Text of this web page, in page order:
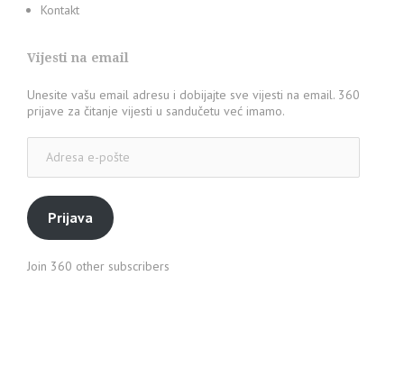
Kontakt
Vijesti na email
Unesite vašu email adresu i dobijajte sve vijesti na email. 360
prijave za čitanje vijesti u sandučetu već imamo.
pošte
Prijava
Join 360 other subscribers